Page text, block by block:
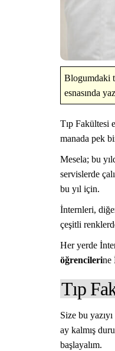
Blogumdaki
esnasında
Tıp Fakültesi
manada pek
Mesela; bu
servislerde
bu yıl için.
İnternleri,
çeşitli
Her yerde
öğrencilerine
Tıp
Size bu
ay kalmış
başlayalım.